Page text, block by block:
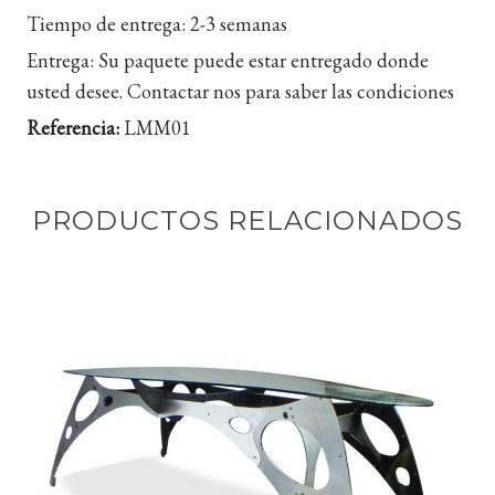
Tiempo de entrega: 2-3 semanas
Entrega: Su paquete puede estar entregado donde
usted desee. Contactar nos para saber las condiciones
Referencia: LMM01
PRODUCTOS RELACIONADOS